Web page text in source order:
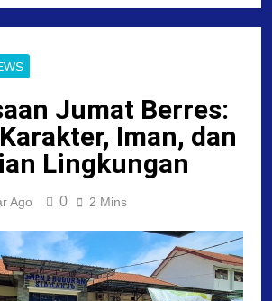
Jumat Berres:
Iman, dan
Lingkungan
Ago 0 2 Mins